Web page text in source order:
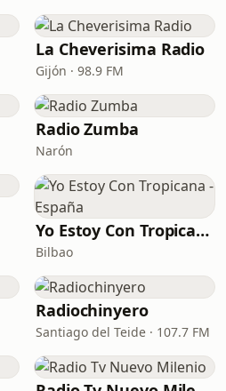
La Cheverisima Radio
Gijón · 98.9 FM
Radio Zumba
Narón
Yo Estoy Con Tropicana - España
Bilbao
Radiochinyero
Santiago del Teide · 107.7 FM